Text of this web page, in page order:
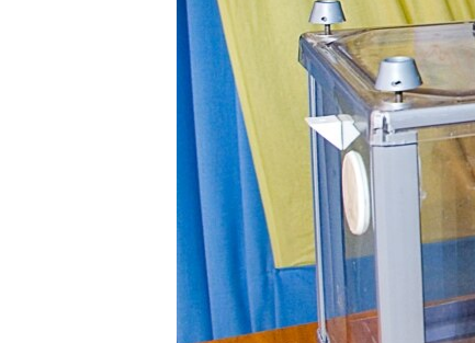
КРЫМ.НЕПОКОРЕННЫЙ
УКРАИНСКАЯ ПРОБЛЕМА КРЫМА